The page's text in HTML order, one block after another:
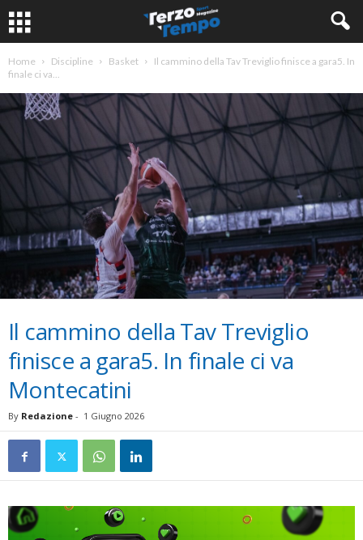
Home Discipline Basket
Il cammino della Tav Treviglio finisce a gara5. In
finale ci va...
Il cammino della Tav Treviglio
finisce a gara5. In finale ci va
Montecatini
By Redazione - 1 Giugno 2026